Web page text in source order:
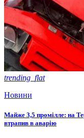
trending_flat
Новини
Майже 3,5 промілле: на
втрапив в аварію